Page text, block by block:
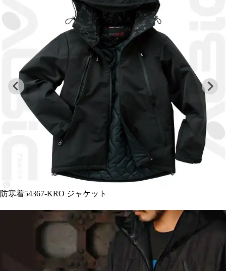
防寒着54367-KRO 特徴 ・両脇2段ポケット ・内ポケッ